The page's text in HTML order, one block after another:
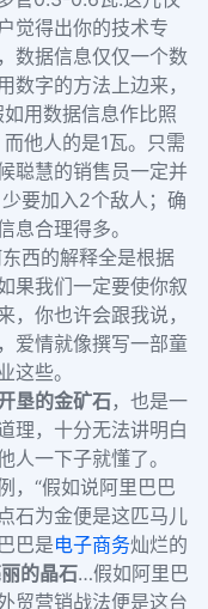
觉得出你的技术专
数据信息仅仅一个数
字的方法上边来，
用数据信息作比照
他人的是1瓦。只需
聪慧的销售员一定并
要加入2个敌人；确
息合理得多。
西的解释全是根据
果我们一定要使你叙
你也许会跟我说，
爱情就像撰写一部童
这些。
垦的金矿石，也是一
理，十分无法讲明白
人一下子就懂了。
，“假如说阿里巴巴
石为金便是这匹马儿
巴是电子商务灿烂的
的晶石…假如阿里巴
贸营销战法便是这台